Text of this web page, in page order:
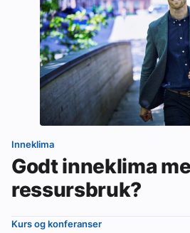
Inneklima
Godt inneklima
ressursbruk?
Kurs og konferanser